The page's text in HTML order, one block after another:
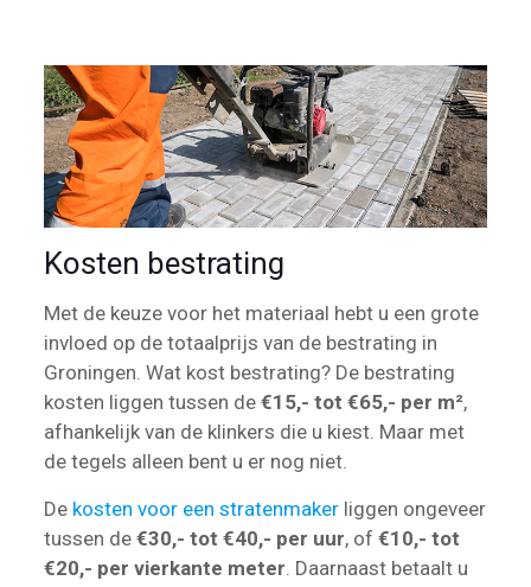
Kosten bestrating
Met de keuze voor het materiaal hebt u een grote
invloed op de totaalprijs van de bestrating in
Groningen. Wat kost bestrating? De bestrating
kosten liggen tussen de €15,- tot €65,- per m²,
afhankelijk van de klinkers die u kiest. Maar met
de tegels alleen bent u er nog niet.
De kosten voor een stratenmakerliggen ongeveer
tussen de €30,- tot €40,- per uur, of €10,- tot
€20,- per vierkante meter. Daarnaast betaalt u